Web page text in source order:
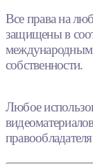
Все права на
защищены в
международным
собственности.
Любое